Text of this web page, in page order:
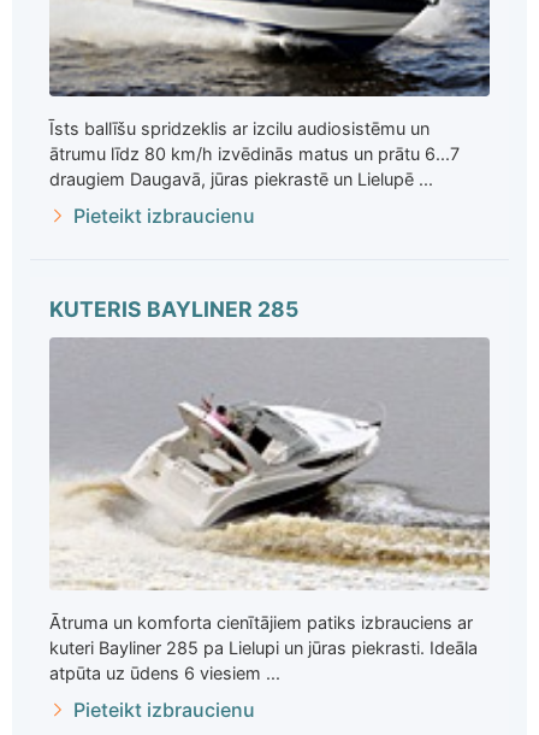
Īsts ballīšu spridzeklis ar izcilu audiosistēmu un
ātrumu līdz 80 km/h izvēdinās matus un prātu 6...7
draugiem Daugavā, jūras piekrastē un Lielupē ...
Pieteikt izbraucienu
KUTERIS BAYLINER 285
Ātruma un komforta cienītājiem patiks izbrauciens ar
kuteri Bayliner 285 pa Lielupi un jūras piekrasti. Ideāla
atpūta uz ūdens 6 viesiem ...
Pieteikt izbraucienu